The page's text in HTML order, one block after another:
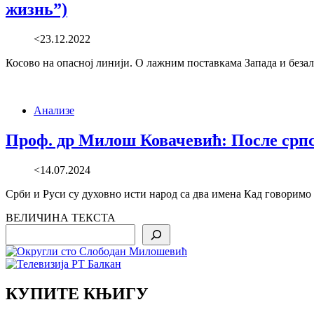
жизнь”)
<23.12.2022
Косово на опасној линији. О лажним поставкама Запада и
Анализе
Проф. др Милош Ковачевић: После
<14.07.2024
Срби и Руси су духовно исти народ са два имена Кад
ВЕЛИЧИНА ТЕКСТА
КУПИТЕ КЊИГУ